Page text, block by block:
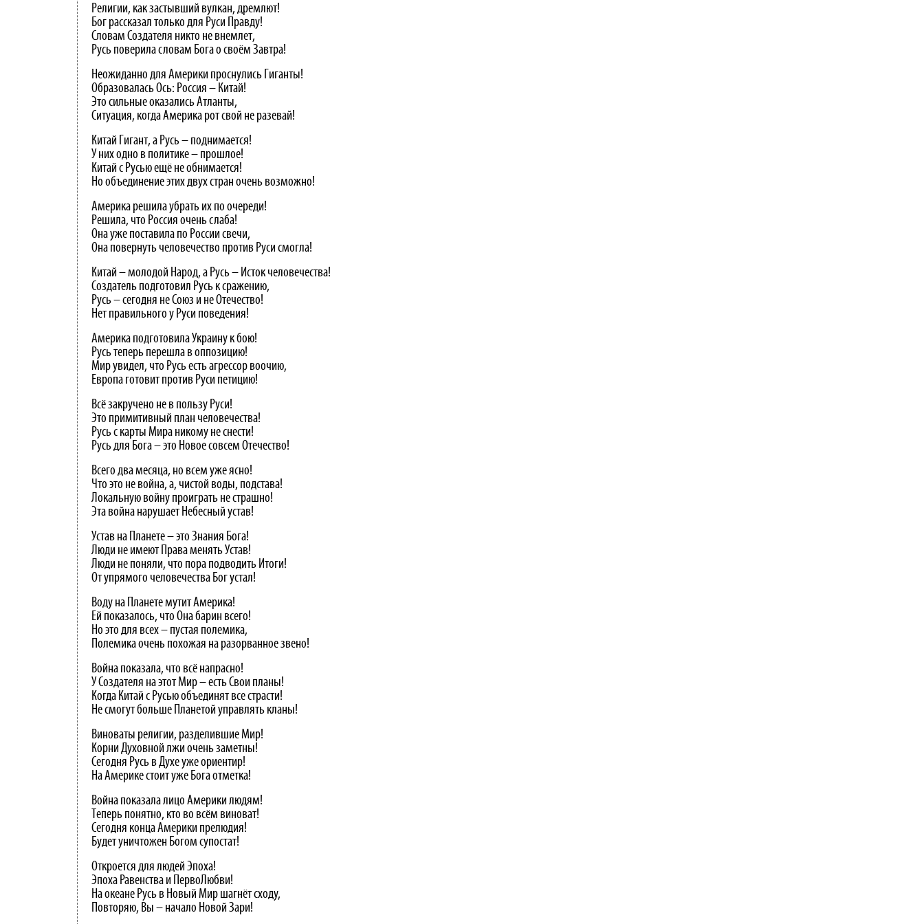
Религии, как застывший вулкан, дремлют!
Бог рассказал только для Руси Правду!
Словам Создателя никто не внемлет,
Русь поверила словам Бога о своём Завтра!
Неожиданно для Америки проснулись Гиганты!
Образовалась Ось: Россия – Китай!
Это сильные оказались Атланты,
Ситуация, когда Америка рот свой не разевай!
Китай Гигант, а Русь – поднимается!
У них одно в политике – прошлое!
Китай с Русью ещё не обнимается!
Но объединение этих двух стран очень возможно!
Америка решила убрать их по очереди!
Решила, что Россия очень слаба!
Она уже поставила по России свечи,
Она повернуть человечество против Руси смогла!
Китай – молодой Народ, а Русь – Исток человечества!
Создатель подготовил Русь к сражению,
Русь – сегодня не Союз и не Отечество!
Нет правильного у Руси поведения!
Америка подготовила Украину к бою!
Русь теперь перешла в оппозицию!
Мир увидел, что Русь есть агрессор воочию,
Европа готовит против Руси петицию!
Всё закручено не в пользу Руси!
Это примитивный план человечества!
Русь с карты Мира никому не снести!
Русь для Бога – это Новое совсем Отечество!
Всего два месяца, но всем уже ясно!
Что это не война, а, чистой воды, подстава!
Локальную войну проиграть не страшно!
Эта война нарушает Небесный устав!
Устав на Планете – это Знания Бога!
Люди не имеют Права менять Устав!
Люди не поняли, что пора подводить Итоги!
От упрямого человечества Бог устал!
Воду на Планете мутит Америка!
Ей показалось, что Она барин всего!
Но это для всех – пустая полемика,
Полемика очень похожая на разорванное звено!
Война показала, что всё напрасно!
У Создателя на этот Мир – есть Свои планы!
Когда Китай с Русью объединят все страсти!
Не смогут больше Планетой управлять кланы!
Виноваты религии, разделившие Мир!
Корни Духовной лжи очень заметны!
Сегодня Русь в Духе уже ориентир!
На Америке стоит уже Бога отметка!
Война показала лицо Америки людям!
Теперь понятно, кто во всём виноват!
Сегодня конца Америки прелюдия!
Будет уничтожен Богом супостат!
Откроется для людей Эпоха!
Эпоха Равенства и ПервоЛюбви!
На океане Русь в Новый Мир шагнёт сходу,
Повторяю, Вы – начало Новой Зари!